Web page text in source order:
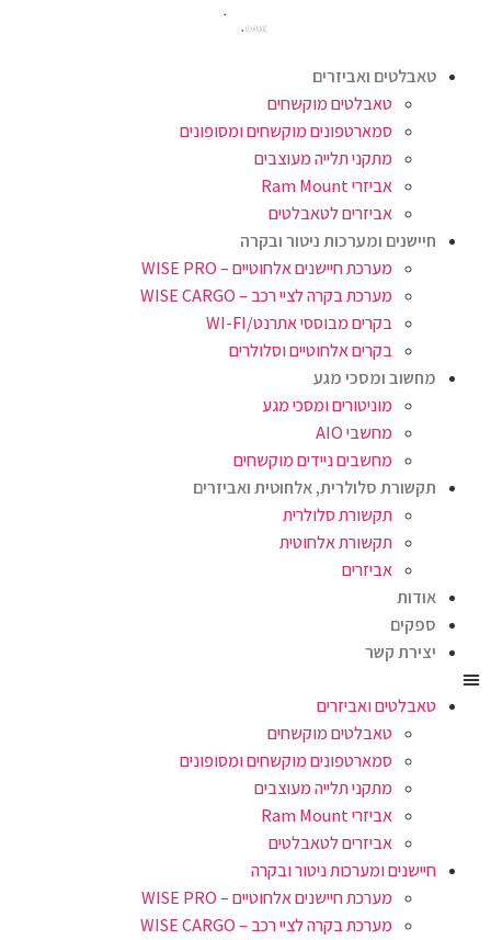
טאבלטים ואביזרים
טאבלטים מוקשחים
סמארטפונים מוקשחים ומסופונים
מתקני תלייה מעוצבים
אביזרי Ram Mount
אביזרים לטאבלטים
חיישנים ומערכות ניטור ובקרה
מערכת חיישנים אלחוטיים – WISE PRO
מערכת בקרה לציי רכב – WISE CARGO
בקרים מבוססי אתרנט/WI-FI
בקרים אלחוטיים וסלולרים
מחשוב ומסכי מגע
מוניטורים ומסכי מגע
מחשבי AIO
מחשבים ניידים מוקשחים
תקשורת סלולרית, אלחוטית ואביזרים
תקשורת סלולרית
תקשורת אלחוטית
אביזרים
אודות
ספקים
יצירת קשר
טאבלטים ואביזרים
טאבלטים מוקשחים
סמארטפונים מוקשחים ומסופונים
מתקני תלייה מעוצבים
אביזרי Ram Mount
אביזרים לטאבלטים
חיישנים ומערכות ניטור ובקרה
מערכת חיישנים אלחוטיים – WISE PRO
מערכת בקרה לציי רכב – WISE CARGO